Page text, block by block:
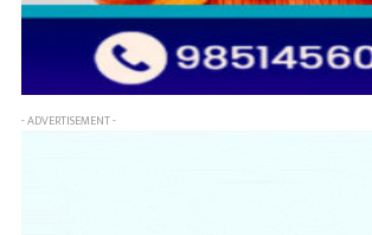
- ADVERTISEMENT -